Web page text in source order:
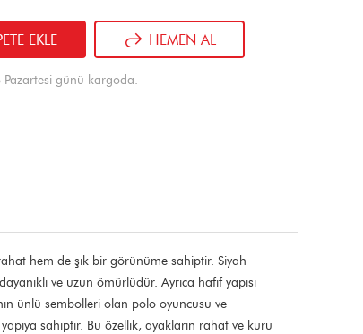
EKLE HEMEN AL
günü kargoda.
hem de şık bir görünüme sahiptir. Siyah
ve uzun ömürlüdür. Ayrıca hafif yapısı
ünlü sembolleri olan polo oyuncusu ve
sahiptir. Bu özellik, ayakların rahat ve kuru